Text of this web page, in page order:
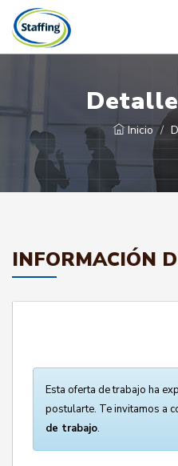
Inicio
INFORMACIÓN
Esta oferta de trabajo ha
postularte. Te invitamos a
de trabajo.